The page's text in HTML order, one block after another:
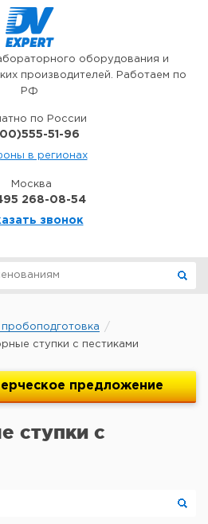
оборудования и
производителей. Работаем по
РФ
по России
51-96
в регионах
Москва
268-08-54
звонок
ступки с пестиками
предложение
ступки с